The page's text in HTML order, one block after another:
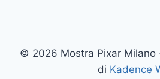
NOTTE
© 2026 Mostra Pixar Milano
di Kadence